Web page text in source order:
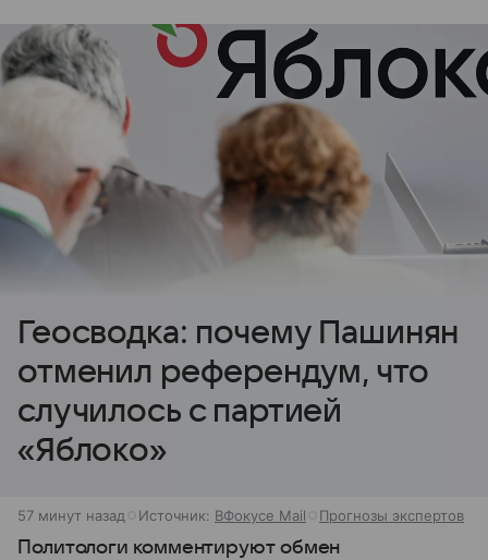
Геосводка: почему Пашинян
отменил референдум, что
случилось с партией
«Яблоко»
57 минут назад Источник: ВФокусе Mail Прогнозы экспертов
Политологи комментируют обмен